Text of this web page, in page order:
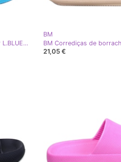
BM Lâminas de borracha da Ritter L.BLUE azul
BM
21,05 €